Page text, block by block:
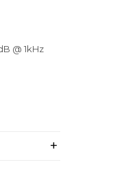
@ 1kHz